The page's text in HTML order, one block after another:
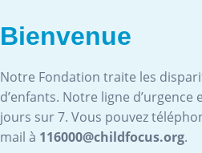
Bienvenue
Notre Fondation traite les
d’enfants. Notre ligne d’urgence
jours sur 7. Vous pouvez
mail à 116000@childfocus.org.